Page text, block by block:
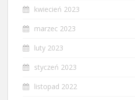
kwiecień 2023
marzec 2023
luty 2023
styczeń 2023
listopad 2022